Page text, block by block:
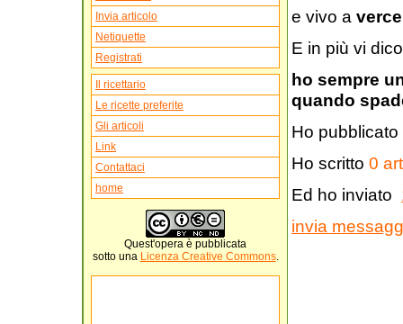
Invia articolo
Netiquette
Registrati
Il ricettario
Le ricette preferite
Gli articoli
Link
Contattaci
home
Quest'opera è pubblicata
sotto una Licenza Creative Commons.
e vivo a
E in più vi
ho sempre
quando
Ho pubblicato
Ho scritto 0
Ed ho inviato
invia